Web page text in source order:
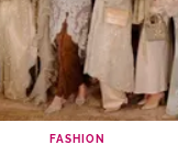
FASHION